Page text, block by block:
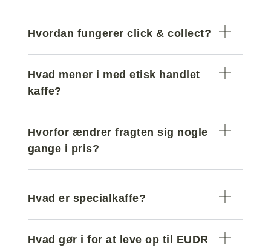
Hvordan fungerer click & collect?
Hvad mener i med etisk handlet
kaffe?
Hvorfor ændrer fragten sig nogle
gange i pris?
Hvad er specialkaffe?
Hvad gør i for at leve op til EUDR